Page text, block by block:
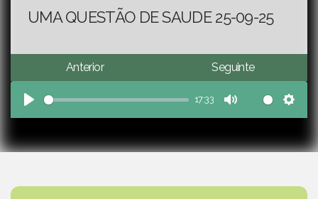
UMA QUESTÃO DE SAUDE 25-09-25
Anterior Seguinte
Play
17:33
Mute